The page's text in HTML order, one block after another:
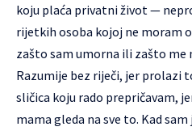
koju plaća privatni život —
rijetkih osoba kojoj ne moram
zašto sam umorna ili zašto
Razumije bez riječi, jer prolazi
sličica koju rado prepričavam,
mama gleda na sve to. Kad